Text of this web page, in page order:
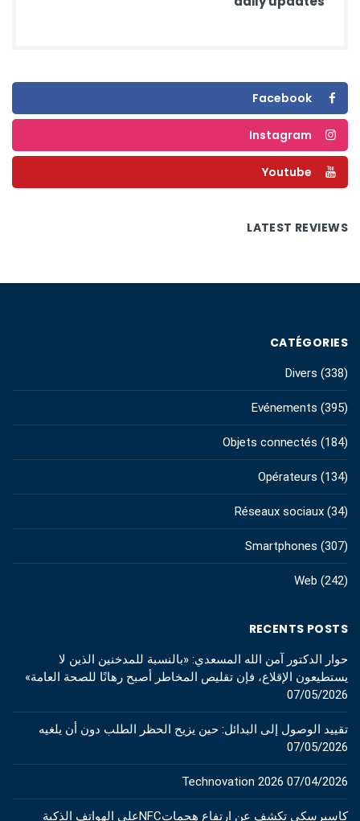
Facebook
Instagram
Youtube
LATEST REVIEWS
CATÉGORIES
Divers (338)
Evénements (395)
Objets connectés (184)
Opérateurs (134)
Réseaux sociaux (34)
Smartphones (307)
Web (242)
RECENTS POSTS
حوار الدكتور آمن الله المسعدي: «بالنسبة للمدخنين الذين لا
يستطيعون الإقلاع، فإن تقليص المخاطر أصبح رهانًا للصحة العامة»
07/05/2026
تقييد الوصول إلى البدائل: حين يزيح الحظر الطلب دون أن يلغيه
07/05/2026
Technovation 2026 07/04/2026
كاسبرسكي تكشف عن ارتفاع هجماتNFCعلى الهواتف الذكية